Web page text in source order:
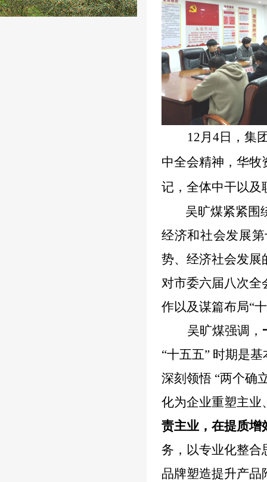
12月 4日，集
中全会精神，华牧
记，全体中干以及
吴旷煤紧紧围
经济和社会发展
势、经济社会发展
对市委六届八次全
作以及谋篇布局“
吴旷煤强调，
“十五五” 时期是
深刻领悟 “两个确
化为企业重塑主业
责主业，在提质增
务，以专业化整合
品牌塑造提升产品